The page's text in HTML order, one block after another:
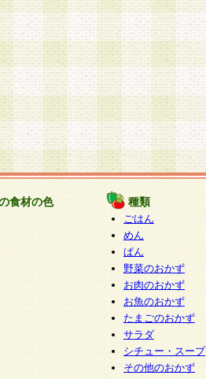
食材の色 種類
ごはん
めん
ぱん
野菜のおかず
お肉のおかず
お魚のおかず
たまごのおかず
サラダ
シチュー・スープ
その他のおかず